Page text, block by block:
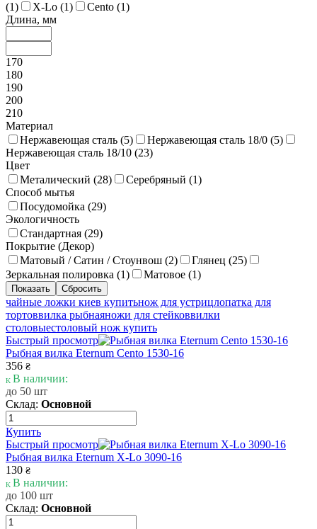
(1) X-Lo (1) Cento (1)
Длина, мм
170
180
190
200
210
Материал
Нержавеющая сталь (5) Нержавеющая сталь 18/0 (5)
Нержавеющая сталь 18/10 (23)
Цвет
Металический (28) Серебряный (1)
Способ мытья
Посудомойка (29)
Экологичность
Стандартная (29)
Покрытие (Декор)
Матовый / Сатин / Стоунвош (2) Глянец (25)
Зеркальная полировка (1) Матовое (1)
чайные ложки киев купитьнож для устрицлопатка для
тортоввилка рыбнаяножи для стейковвилки
столовыестоловый нож купить
Быстрый просмотр
Рыбная вилка Eternum Cento 1530-16
356 ₴
В наличии:
до 50 шт
Склад: Основной
Купить
Быстрый просмотр
Рыбная вилка Eternum X-Lo 3090-16
130 ₴
В наличии:
до 100 шт
Склад: Основной